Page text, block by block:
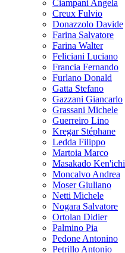
Ciampani Angela
Creux Fulvio
Donazzolo Davide
Farina Salvatore
Farina Walter
Feliciani Luciano
Francia Fernando
Furlano Donald
Gatta Stefano
Gazzani Giancarlo
Grassani Michele
Guerreiro Lino
Kregar Stéphane
Ledda Filippo
Martoia Marco
Masakado Ken'ichi
Moncalvo Andrea
Moser Giuliano
Netti Michele
Nogara Salvatore
Ortolan Didier
Palmino Pia
Pedone Antonino
Petrillo Antonio